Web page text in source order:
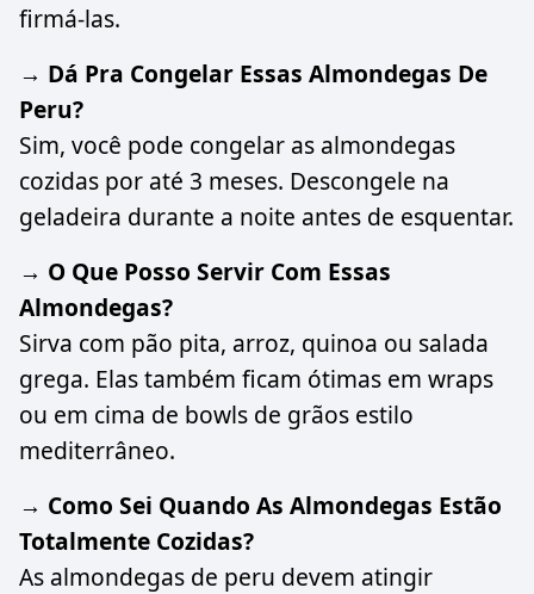
firmá-las.
→ Dá Pra Congelar Essas Almondegas De
Peru?
Sim, você pode congelar as almondegas
cozidas por até 3 meses. Descongele na
geladeira durante a noite antes de esquentar.
→ O Que Posso Servir Com Essas
Almondegas?
Sirva com pão pita, arroz, quinoa ou salada
grega. Elas também ficam ótimas em wraps
ou em cima de bowls de grãos estilo
mediterrâneo.
→ Como Sei Quando As Almondegas Estão
Totalmente Cozidas?
As almondegas de peru devem atingir